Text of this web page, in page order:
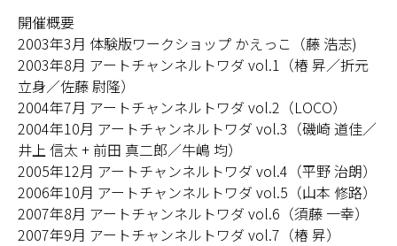
開催概要
2003年3月 体験版ワークショップ かえっこ（藤 浩志)
2003年8月 アートチャンネルトワダ vol.1（椿 昇／折元
立身／佐藤 尉隆）
2004年7月 アートチャンネルトワダ vol.2（LOCO）
2004年10月 アートチャンネルトワダ vol.3（磯崎 道佳／
井上 信太 + 前田 真二郎／牛嶋 均）
2005年12月 アートチャンネルトワダ vol.4（平野 治朗）
2006年10月 アートチャンネルトワダ vol.5（山本 修路）
2007年8月 アートチャンネルトワダ vol.6（須藤 一幸）
2007年9月 アートチャンネルトワダ vol.7（椿 昇）